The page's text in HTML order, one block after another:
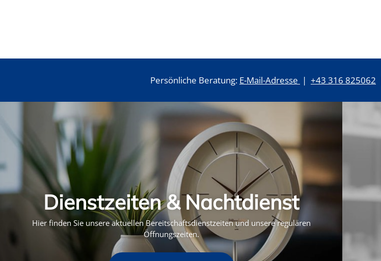
Persönliche Beratung: E-Mail-Adresse | +43 316 825062
Dienstzeiten & Nachtdienst
Hier finden Sie unsere aktuellen Bereitschaftsdienstzeiten und unsere regulären
Öffnungszeiten.